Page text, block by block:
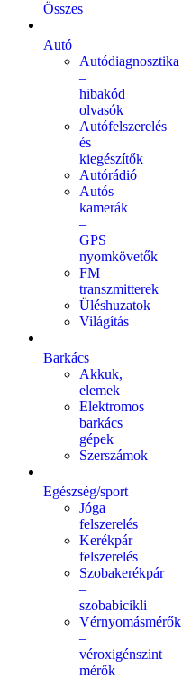
Összes
Autó
Autódiagnosztika
–
hibakód
olvasók
Autófelszerelés
és
kiegészítők
Autórádió
Autós
kamerák
–
GPS
nyomkövetők
FM
transzmitterek
Üléshuzatok
Világítás
Barkács
Akkuk,
elemek
Elektromos
barkács
gépek
Szerszámok
Egészség/sport
Jóga
felszerelés
Kerékpár
felszerelés
Szobakerékpár
–
szobabicikli
Vérnyomásmérők
–
véroxigénszint
mérők